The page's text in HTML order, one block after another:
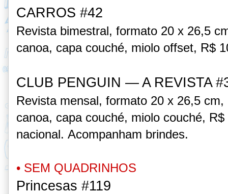
CARROS #42
Revista bimestral, formato 20 x 26,5
canoa, capa couché, miolo offset, R$
CLUB PENGUIN — A REVISTA
Revista mensal, formato 20 x 26,5 cm,
canoa, capa couché, miolo couché,
nacional. Acompanham brindes.
• SEM QUADRINHOS
Princesas #119